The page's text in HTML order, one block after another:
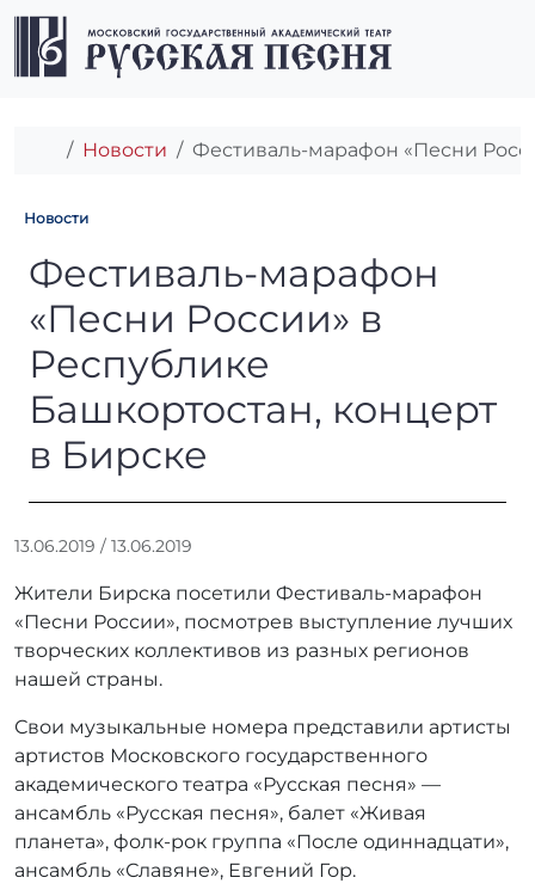
Перейти к содержимому
Перейти к футеру
Главная
Новости Фестиваль-марафон «Песни
Новости
Фестиваль-марафон
Фестиваль-марафон
«Песни России» в
Республике
Башкортостан, концерт
в Бирске
13.06.2019 / 13.06.2019
т
о
р
r
a
d
m
i
n
Жители Бирска посетили Фестиваль-марафон
«Песни России», посмотрев выступление лучших
творческих коллективов из разных регионов
нашей страны.
Свои музыкальные номера представили артисты
артистов Московского государственного
академического театра «Русская песня» —
ансамбль «Русская песня», балет «Живая
планета», фолк-рок группа «После одиннадцати»,
ансамбль «Славяне», Евгений Гор.